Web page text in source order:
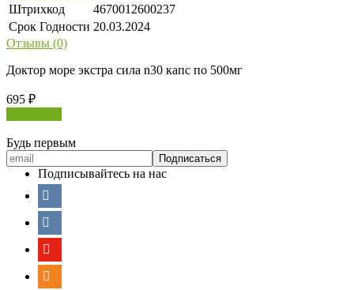
Штрихкод
4670012600237
Срок Годности 20.03.2024
Отзывы (0)
Доктор море экстра сила n30 капс по 500мг
695 ₽
Будь первым
Подписывайтесь на нас